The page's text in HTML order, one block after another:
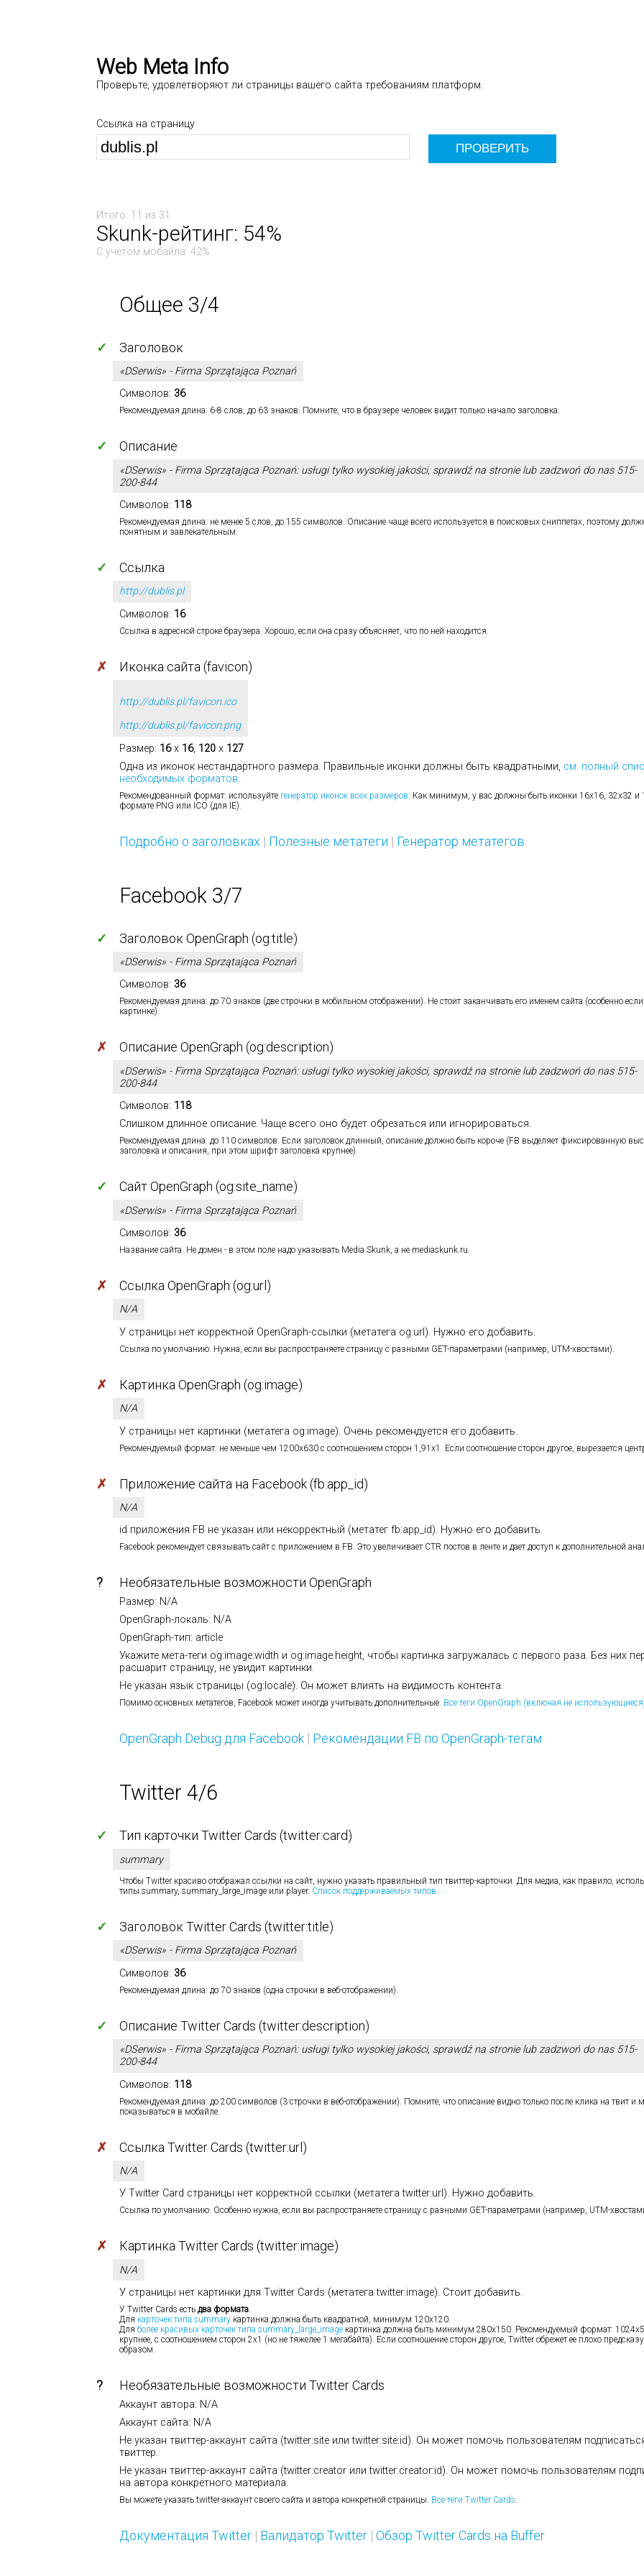
Web Meta Info
Проверьте, удовлетворяют ли страницы вашего сайта требованиям платформ.
Ссылка на страницу
Итого: 11 из 31
Skunk-рейтинг: 54%
С учетом мобайла: 42%
Общее 3/4
✓ Заголовок
«DSerwis» - Firma Sprzątająca Poznań
Символов: 36
Рекомендуемая длина: 6-8 слов, до 63 знаков. Помните, что в браузере человек видит только начало заголовка.
✓ Описание
«DSerwis» - Firma Sprzątająca Poznań: usługi tylko wysokiej jakości, sprawdź na stronie lub zadzwoń do nas 515-
200-844
Символов: 118
Рекомендуемая длина: не менее 5 слов, до 155 символов. Описание чаще всего используется в поисковых сниппетах, поэтому
понятным и завлекательным.
✓ Ссылка
http://dublis.pl
Символов: 16
Ссылка в адресной строке браузера. Хорошо, если она сразу объясняет, что по ней находится.
✗ Иконка сайта (favicon)
http://dublis.pl/favicon.ico
http://dublis.pl/favicon.png
Размер: 16x 16, 120 x 127
Одна из иконок нестандартного размера. Правильные иконки должны быть квадратными, см. полный
необходимых форматов.
Рекомендованный формат: используйте генератор иконок всех размеров . Как минимум, у вас должны быть иконки 16х16, 32х32 и
формате PNG или ICO (для IE).
Подробно о заголовках | Полезные метатеги | Генератор метатегов
Facebook 3/7
✓ Заголовок OpenGraph (og:title)
«DSerwis» - Firma Sprzątająca Poznań
Символов: 36
Рекомендуемая длина: до 70 знаков (две строчки в мобильном отображении). Не стоит заканчивать его именем сайта (особенно если
картинке).
✗ Описание OpenGraph (og:description)
«DSerwis» - Firma Sprzątająca Poznań: usługi tylko wysokiej jakości, sprawdź na stronie lub zadzwoń do nas 515-
200-844
Символов: 118
Слишком длинное описание. Чаще всего оно будет обрезаться или игнорироваться.
Рекомендуемая длина: до 110 символов. Если заголовок длинный, описание должно быть короче (FB выделяет фиксированную
заголовка и описания, при этом шрифт заголовка крупнее).
✓ Сайт OpenGraph (og:site_name)
«DSerwis» - Firma Sprzątająca Poznań
Символов: 36
Название сайта. Не домен - в этом поле надо указывать Media Skunk, а не mediaskunk.ru.
✗ Ссылка OpenGraph (og:url)
N/A
У страницы нет корректной OpenGraph-ссылки (метатега og:url). Нужно его добавить.
Ссылка по умолчанию. Нужна, если вы распространяете страницу с разными GET-параметрами (например, UTM-хвостами).
✗ Картинка OpenGraph (og:image)
N/A
У страницы нет картинки (метатега og:image). Очень рекомендуется его добавить.
Рекомендуемый формат: не меньше чем 1200х630 с соотношением сторон 1,91х1. Если соотношение сторон другое, вырезается
✗ Приложение сайта на Facebook (fb:app_id)
N/A
id приложения FB не указан или некорректный (метатег fb:app_id). Нужно его добавить.
Facebook рекомендует связывать сайт с приложением в FB. Это увеличивает CTR постов в ленте и дает доступ к дополнительной
? Необязательные возможности OpenGraph
Размер: N/A
OpenGraph-локаль: N/A
OpenGraph-тип: article
Укажите мета-теги og:image:width и og:image:height, чтобы картинка загружалась с первого раза. Без них
расшарит страницу, не увидит картинки.
Не указан язык страницы (og:locale). Он может влиять на видимость контента.
Помимо основных метатегов, Facebook может иногда учитывать дополнительные. Все теги OpenGraph (включая не
OpenGraph Debug для Facebook | Рекомендации FB по OpenGraph-тегам
Twitter 4/6
✓ Тип карточки Twitter Cards (twitter:card)
summary
Чтобы Twitter красиво отображал ссылки на сайт, нужно указать правильный тип твиттер-карточки. Для медиа, как правило,
типы summary, summary_large_image или player. Cписок поддерживаемых типов.
✓ Заголовок Twitter Cards (twitter:title)
«DSerwis» - Firma Sprzątająca Poznań
Символов: 36
Рекомендуемая длина: до 70 знаков (одна строчки в веб-отображении).
✓ Описание Twitter Cards (twitter:description)
«DSerwis» - Firma Sprzątająca Poznań: usługi tylko wysokiej jakości, sprawdź na stronie lub zadzwoń do nas 515-
200-844
Символов: 118
Рекомендуемая длина: до 200 символов (3 строчки в веб-отображении). Помните, что описание видно только после клика на твит и
показываться в мобайле.
✗ Ссылка Twitter Cards (twitter:url)
N/A
У Twitter Card страницы нет корректной ссылки (метатега twitter:url). Нужно добавить.
Ссылка по умолчанию. Особенно нужна, если вы распространяете страницу с разными GET-параметрами (например, UTM-
✗ Картинка Twitter Cards (twitter:image)
N/A
У страницы нет картинки для Twitter Cards (метатега twitter:image). Стоит добавить.
У Twitter Cards естьдва формата.
Для карточек типа summary картинка должна быть квадратной, минимум 120х120.
Дляболее красивых карточек типа summary_large_image картинка должна быть минимум 280х150. Рекомендуемый формат:
крупнее, с соотношением сторон 2х1 (но не тяжелее 1 мегабайта). Если соотношение сторон другое, Twitter обрежет ее плохо
образом.
? Необязательные возможности Twitter Cards
Аккаунт автора: N/A
Аккаунт сайта: N/A
Не указан твиттер-аккаунт сайта (twitter:site или twitter:site:id). Он может помочь пользователям
твиттер.
Не указан твиттер-аккаунт сайта (twitter:creator или twitter:creator:id). Он может помочь пользователям
на автора конкретного материала.
Вы можете указать twitter-аккаунт своего сайта и автора конкретной страницы. Все теги Twitter Cards.
Документация Twitter | Валидатор Twitter |Обзор Twitter Cards на Buffer